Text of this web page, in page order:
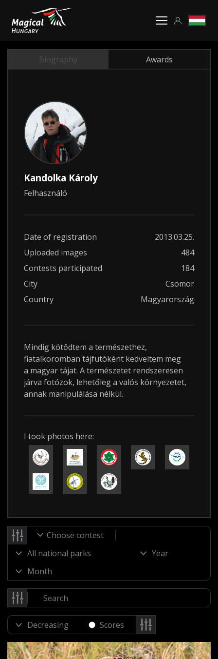
Biography Awards
Kandolka Károly
Felhasználó
Date of registration
2013.03.25.
Uploaded images
484
Contests participated
184
City
Csömör
Country
Magyarország
Mindig kötődtem a természethez,
fiatalkoromban tájfutóként kedveltem meg
a magyar tájat. A természetet rendszeresen
járva fotózok, lehetőleg a valós környezetet,
annak manipulálása nélkül.
I took photos here:
Choose contest
Scores